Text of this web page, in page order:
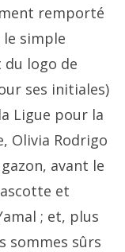
remporté
le simple
logo de
ses initiales)
Ligue pour la
Olivia Rodrigo
avant le
et
; et, plus
sommes sûrs